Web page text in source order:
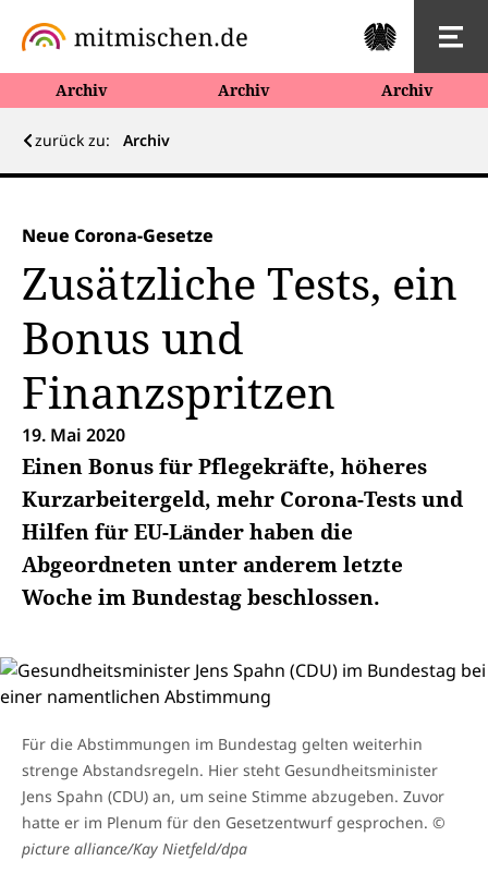
Archiv Archiv Archiv
zurück zu: Archiv
Neue Corona-Gesetze
Zusätzliche Tests, ein
Bonus und
Finanzspritzen
19. Mai 2020
Einen Bonus für Pflegekräfte, höheres
Kurzarbeitergeld, mehr Corona-Tests und
Hilfen für EU-Länder haben die
Abgeordneten unter anderem letzte
Woche im Bundestag beschlossen.
Für die Abstimmungen im Bundestag gelten weiterhin
strenge Abstandsregeln. Hier steht Gesundheitsminister
Jens Spahn (CDU) an, um seine Stimme abzugeben. Zuvor
hatte er im Plenum für den Gesetzentwurf gesprochen. ©
picture alliance/Kay Nietfeld/dpa